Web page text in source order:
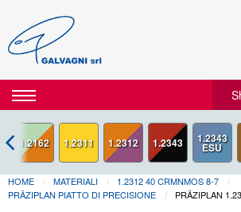
1.2162 1.2311 1.2312 1.2343
HOME MATERIALI
1.2312 40 CRMNMOS 8-7
PRÄZIPLAN PIATTO DI PRECISIONE
PRÄZIPLAN